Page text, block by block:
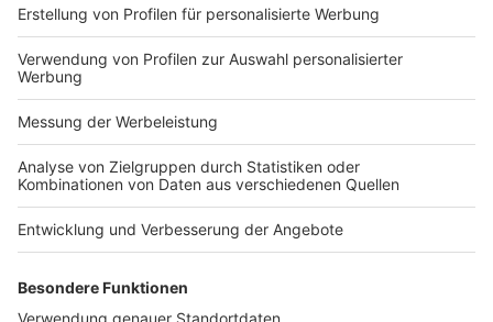
Steuerrecht
Beitragsnavigation
« Europäisches Parlament nimmt Verbot von Grünfärberei
und irreführender Produktinformation an
BFH: Steuerbare Leistungserbringung durch
Gesellschafter nach § 1 Abs. 1 Nr. 1 und § 10 Abs. 5 des
Umsatzsteuergesetzes (UStG) »